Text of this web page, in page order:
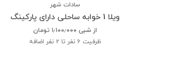
سادات شهر
ویلا 1 خوابه ساحلی دارای پارکینگ
از شبی ۱٫۱۰۰٫۰۰۰ تومان
ظرفیت 6 نفر تا 2 نفر اضافه